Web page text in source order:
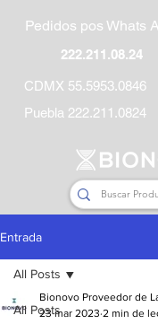
CDMX 55.5953.0846
Puebla 222.211.0824
Pedidos pos Whats
222.211.08.24
Entrada
All Posts
All Posts
Bionovo Proveedor de
23 mar 2023 2 min de